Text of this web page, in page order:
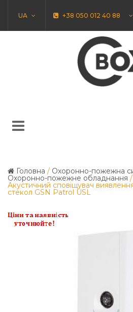
UA +38 050 012 40 88
Головна / Охоронно-пожежна
Охоронно-пожежне обладнання /
Акустичний сповіщувач
стекол GSN Patrol USL